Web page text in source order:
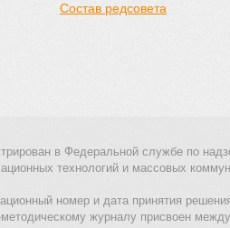
Состав редсовета
в Федеральной службе по
технологий и массовых
номер и дата принятия
журналу присвоен